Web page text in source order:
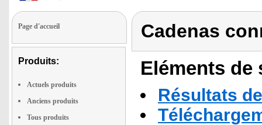
Page d'accueil
Produits:
Actuels produits
Anciens produits
Tous produits
Cadenas
Eléments
Résultats